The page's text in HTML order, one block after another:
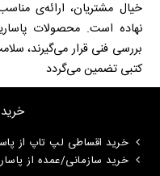
خیال مشتریان، ارائه‌ی
نهاده است. محصولات
بررسی فنی قرار می‌گیرند،
کتبی تضمین می‌گردد
خرید
خرید اقساطی لپ تاپ از
خرید سازمانی/عمده از